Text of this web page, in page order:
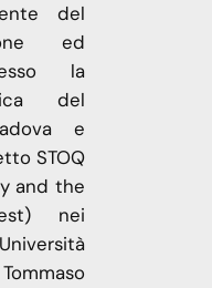
del
ed
la
del
e
STOQ
and the
nei